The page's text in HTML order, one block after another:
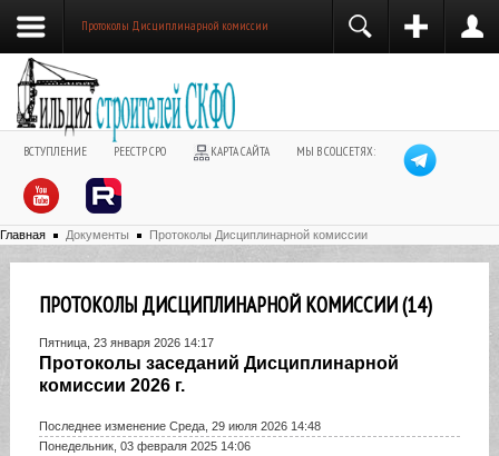
Протоколы Дисциплинарной комиссии
ВСТУПЛЕНИЕ РЕЕСТР СРО КАРТА САЙТА МЫ В СОЦСЕТЯХ:
Главная Документы Протоколы Дисциплинарной комиссии
ПРОТОКОЛЫ ДИСЦИПЛИНАРНОЙ КОМИССИИ (14)
Пятница, 23 января 2026 14:17
Протоколы заседаний Дисциплинарной
комиссии 2026 г.
Последнее изменение Среда, 29 июля 2026 14:48
Понедельник, 03 февраля 2025 14:06